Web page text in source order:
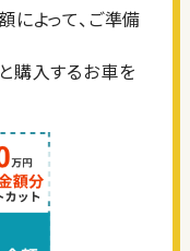
よって、ご準備
購入するお車を